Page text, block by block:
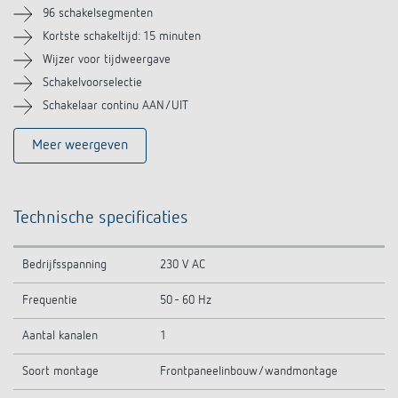
Soortgelijke producten
96 schakelsegmenten
Kortste schakeltijd: 15 minuten
Wijzer voor tijdweergave
Schakelvoorselectie
Schakelaar continu AAN/UIT
Meer weergeven
Technische specificaties
Bedrijfsspanning 230 V AC
Frequentie 50 - 60 Hz
Aantal kanalen 1
Soort montage Frontpaneelinbouw/wandmontage